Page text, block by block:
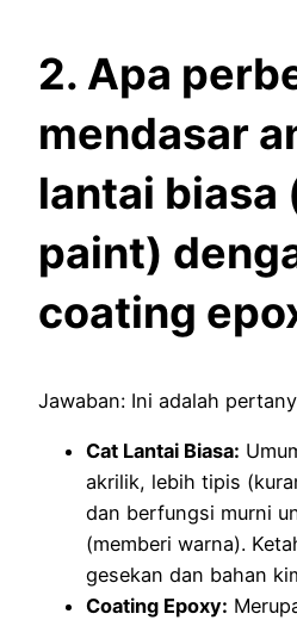
2. Apa
mendasar
lantai biasa
paint)
coating
Jawaban: Ini adalah
Cat Lantai Biasa:
akrilik, lebih tipis
dan berfungsi murni
(memberi warna).
gesekan dan bahan
Coating Epoxy: